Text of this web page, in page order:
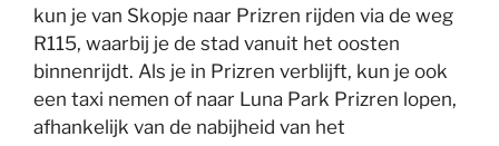
kun je van Skopje naar Prizren rijden via de weg
R115, waarbij je de stad vanuit het oosten
binnenrijdt. Als je in Prizren verblijft, kun je ook
een taxi nemen of naar Luna Park Prizren lopen,
afhankelijk van de nabijheid van het